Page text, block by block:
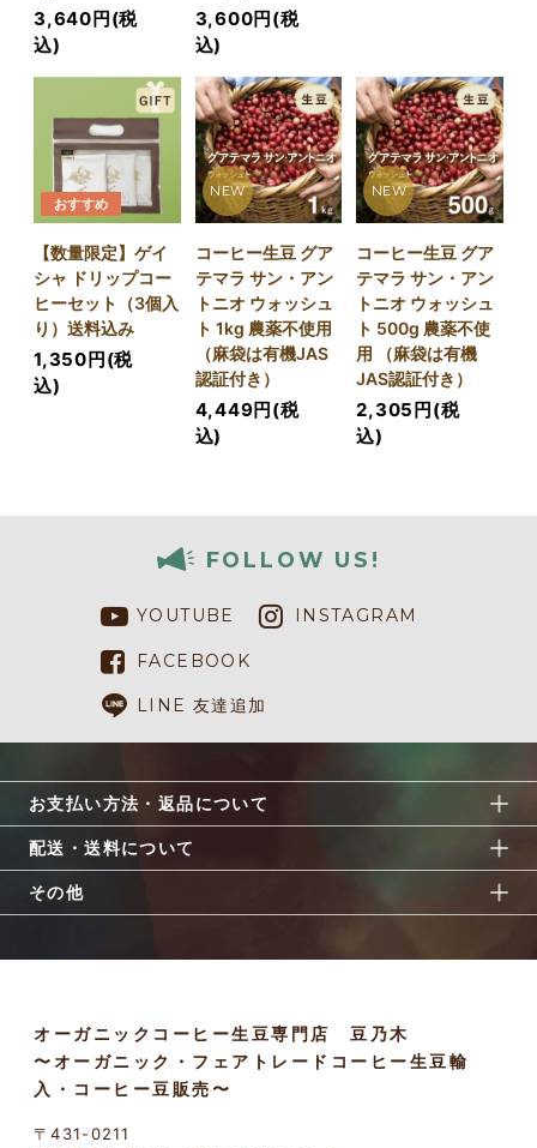
3,640円(税
込)
3,600円(税
込)
おすすめ
【数量限定】ゲイ
シャ ドリップコー
ヒーセット（3個入
り）送料込み
1,350円(税
込)
NEW
コーヒー生豆 グア
テマラ サン・アン
トニオ ウォッシュ
ト 1kg 農薬不使用
（麻袋は有機JAS
認証付き）
4,449円(税
込)
NEW
コーヒー生豆 グア
テマラ サン・アン
トニオ ウォッシュ
ト 500g 農薬不使
用 （麻袋は有機
JAS認証付き）
2,305円(税
込)
FOLLOW US!
YOUTUBE INSTAGRAM
FACEBOOK
LINE 友達追加
お支払い方法・返品について
配送・送料について
その他
オーガニックコーヒー生豆専門店 豆乃木
〜オーガニック・フェアトレードコーヒー生豆輸
入・コーヒー豆販売〜
〒431-0211